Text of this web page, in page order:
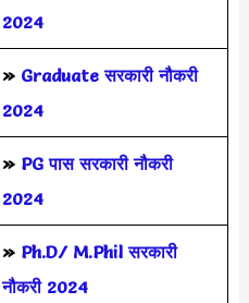
2024
» Graduate सरकारी नौकरी
2024
» PG पास सरकारी नौकरी
2024
» Ph.D/ M.Phil सरकारी
नौकरी 2024